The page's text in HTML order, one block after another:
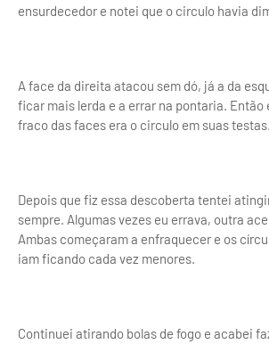
ensurdecedor e notei que o circulo havia
A face da direita atacou sem dó, já a da
ficar mais lerda e a errar na pontaria. Então
fraco das faces era o circulo em suas testas.
Depois que fiz essa descoberta tentei
sempre. Algumas vezes eu errava, outra
Ambas começaram a enfraquecer e os
iam ficando cada vez menores.
Continuei atirando bolas de fogo e acabei